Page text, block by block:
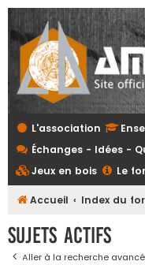
L'association
Échanges - Idées -
Jeux en bois
Le
Accueil Index du
Sujets actifs
Aller à la recherche